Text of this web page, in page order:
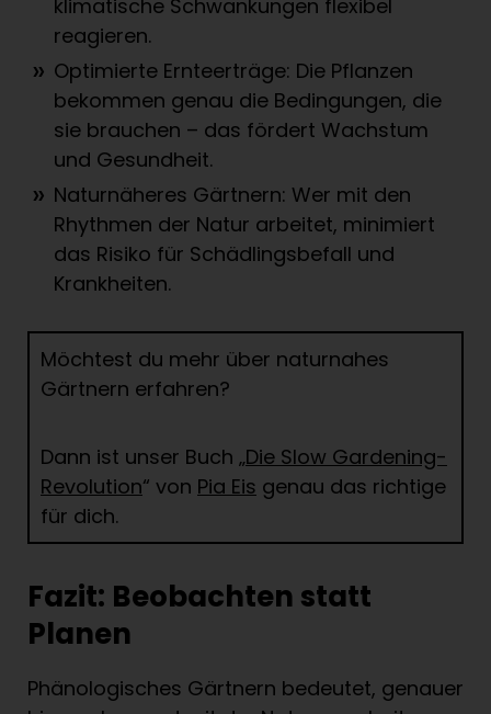
klimatische Schwankungen flexibel
reagieren.
Optimierte Ernteerträge: Die Pflanzen
bekommen genau die Bedingungen, die
sie brauchen – das fördert Wachstum
und Gesundheit.
Naturnäheres Gärtnern: Wer mit den
Rhythmen der Natur arbeitet, minimiert
das Risiko für Schädlingsbefall und
Krankheiten.
Möchtest du mehr über naturnahes
Gärtnern erfahren?
Dann ist unser Buch „Die Slow Gardening-
Revolution“ von Pia Eis genau das richtige
für dich.
Fazit: Beobachten statt
Planen
Phänologisches Gärtnern bedeutet, genauer